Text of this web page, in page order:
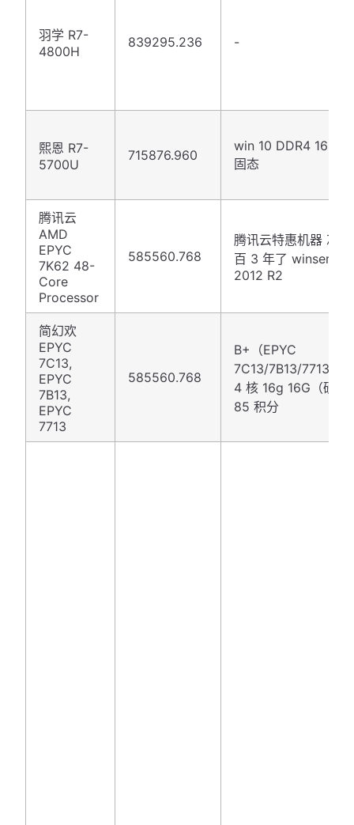
羽学 R7-
4800H
839295.236 -
熙恩 R7-
5700U
715876.960
win 10 DDR4 16G
固态
腾讯云
AMD
EPYC
7K62 48-
Core
Processor
585560.768
腾讯云特惠机器 忘
百 3 年了 winserver
2012 R2
简幻欢
EPYC
7C13,
EPYC
7B13,
EPYC
7713
585560.768
B+（EPYC
7C13/7B13/7713）
4 核 16g 16G（硬盘
85 积分